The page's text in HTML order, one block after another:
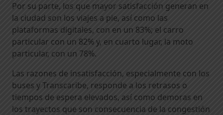
Por su parte, los que mayor satisfacción generan en
la ciudad son los viajes a pie, así como las
plataformas digitales, con en un 83%; el carro
particular con un 82% y, en cuarto lugar, la moto
particular, con un 78%.
Las razones de insatisfacción, especialmente con los
buses y Transcaribe, responde a los retrasos o
tiempos de espera elevados, así como demoras en
los trayectos que son consecuencia de la congestión